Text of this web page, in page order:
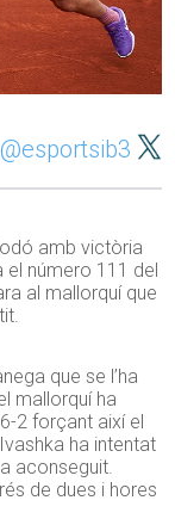
@esportsib3
amb victòria
el número 111 del
al mallorquí que
que se l’ha
mallorquí ha
2 forçant així el
ha intentat
aconseguit.
de dues i hores